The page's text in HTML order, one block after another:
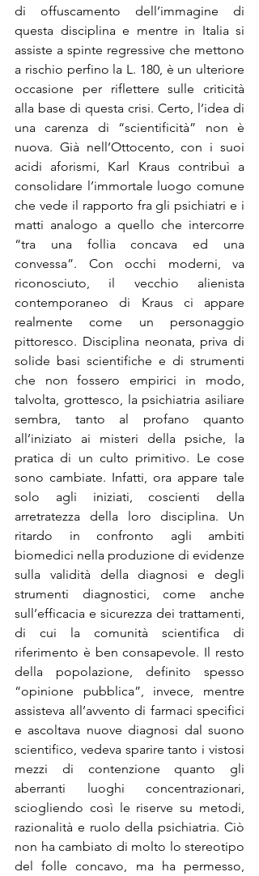
di offuscamento dell’immagine di
questa disciplina e mentre in Italia si
assiste a spinte regressive che mettono
a rischio perfino la L. 180, è un ulteriore
occasione per riflettere sulle criticità
alla base di questa crisi. Certo, l’idea di
una carenza di “scientificità” non è
nuova. Già nell’Ottocento, con i suoi
acidi aforismi, Karl Kraus contribuì a
consolidare l’immortale luogo comune
che vede il rapporto fra gli psichiatri e i
matti analogo a quello che intercorre
“tra una follia concava ed una
convessa”. Con occhi moderni, va
riconosciuto, il vecchio alienista
contemporaneo di Kraus ci appare
realmente come un personaggio
pittoresco. Disciplina neonata, priva di
solide basi scientifiche e di strumenti
che non fossero empirici in modo,
talvolta, grottesco, la psichiatria asiliare
sembra, tanto al profano quanto
all’iniziato ai misteri della psiche, la
pratica di un culto primitivo. Le cose
sono cambiate. Infatti, ora appare tale
solo agli iniziati, coscienti della
arretratezza della loro disciplina. Un
ritardo in confronto agli ambiti
biomedici nella produzione di evidenze
sulla validità della diagnosi e degli
strumenti diagnostici, come anche
sull’efficacia e sicurezza dei trattamenti,
di cui la comunità scientifica di
riferimento è ben consapevole. Il resto
della popolazione, definito spesso
“opinione pubblica”, invece, mentre
assisteva all’avvento di farmaci specifici
e ascoltava nuove diagnosi dal suono
scientifico, vedeva sparire tanto i vistosi
mezzi di contenzione quanto gli
aberranti luoghi concentrazionari,
sciogliendo così le riserve su metodi,
razionalità e ruolo della psichiatria. Ciò
non ha cambiato di molto lo stereotipo
del folle concavo, ma ha permesso,